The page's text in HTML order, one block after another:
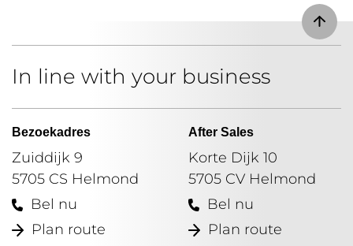
In line with your business
Bezoekadres
Zuiddijk 9
5705 CS Helmond
Bel nu
Plan route
After Sales
Korte Dijk 10
5705 CV Helmond
Bel nu
Plan route